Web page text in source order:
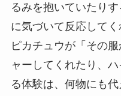
るみを抱いていたり
に気づいて反応してく
ピカチュウが「その
ャーしてくれたり、
る体験は、何物にも